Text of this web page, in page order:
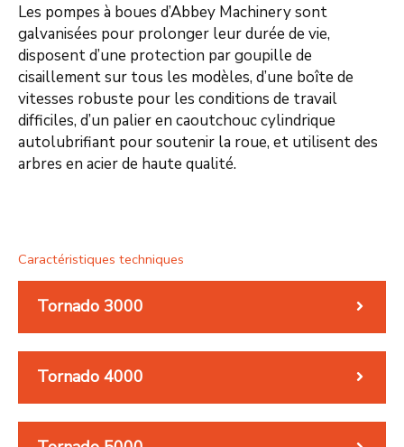
Les pompes à boues d’Abbey Machinery sont
galvanisées pour prolonger leur durée de vie,
disposent d’une protection par goupille de
cisaillement sur tous les modèles, d’une boîte de
vitesses robuste pour les conditions de travail
difficiles, d’un palier en caoutchouc cylindrique
autolubrifiant pour soutenir la roue, et utilisent des
arbres en acier de haute qualité.
Caractéristiques techniques
Tornado 3000
Tornado 4000